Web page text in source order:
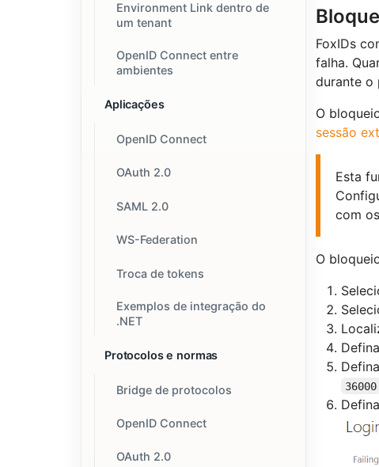
Environment Link dentro de
um tenant
OpenID Connect entre
ambientes
Aplicações
OpenID Connect
OAuth 2.0
SAML 2.0
WS-Federation
Troca de tokens
Exemplos de integração do
.NET
Protocolos e normas
Bridge de protocolos
OpenID Connect
OAuth 2.0
FoxIDs
falha.
durante o
O
sessão
Esta
com
O
36000